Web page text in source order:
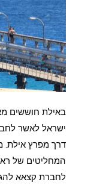
באילת חוששים
ישראל לאשר
דרך מפרץ
המחליטים של
לחברת קצאא